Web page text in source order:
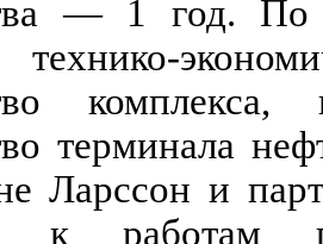
— 1 год. По
технико-
терминала
Ларссон и
к работам